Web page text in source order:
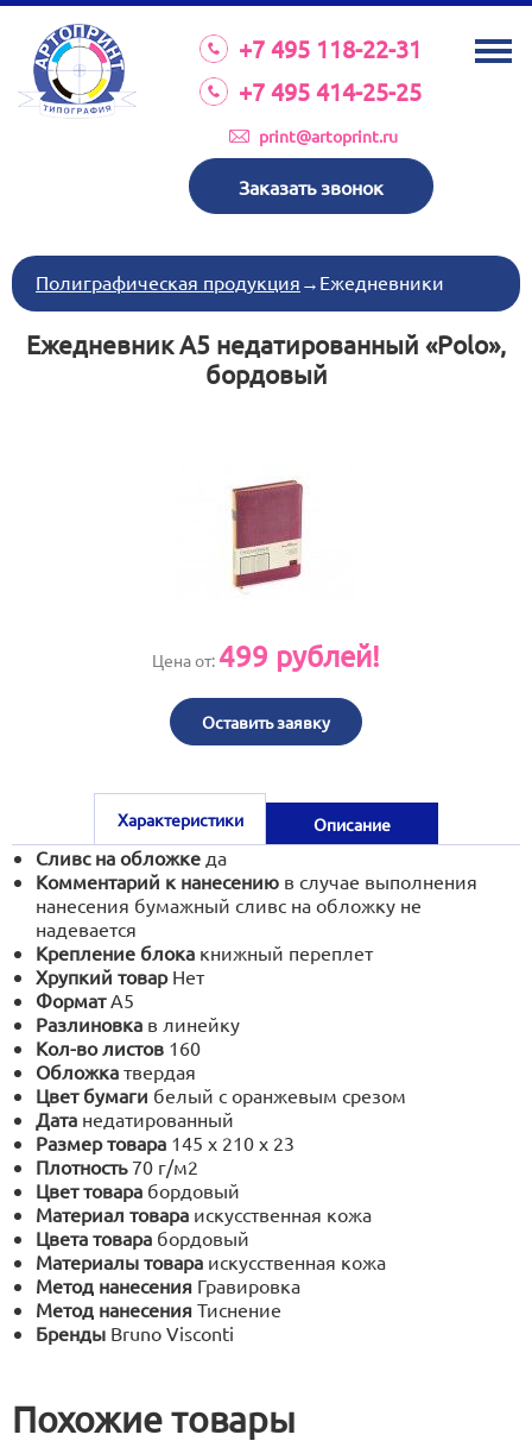
+7 495 118-22-31
+7 495 414-25-25
print@artoprint.ru
Заказать звонок
О КОМПАНИИ
УСЛУГИ
КАТАЛОГ
ТРЕБОВАНИЯ К МАКЕТАМ
НОВОСТИ
ИНВЕСТИЦИИ
КОНТАКТЫ
пн-пт 8:30 17:00
Полиграфическая продукция → Ежедневники
Ежедневник А5 недатированный «Polo»,
бордовый
Цена от: 499 рублей!
Оставить заявку
Характеристики Описание
Сливс на обложке да
Комментарий к нанесению в случае выполнения
нанесения бумажный сливс на обложку не
надевается
Крепление блока книжный переплет
Хрупкий товар Нет
Формат А5
Разлиновка в линейку
Кол-во листов 160
Обложка твердая
Цвет бумаги белый с оранжевым срезом
Дата недатированный
Размер товара 145 х 210 х 23
Плотность 70 г/м2
Цвет товара бордовый
Материал товара искусственная кожа
Цвета товара бордовый
Материалы товара искусственная кожа
Метод нанесения Гравировка
Метод нанесения Тиснение
Бренды Bruno Visconti
Похожие товары